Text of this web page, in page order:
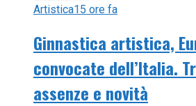
Artistica15 ore fa
Ginnastica artistica,
convocate dell’Italia.
assenze e novità